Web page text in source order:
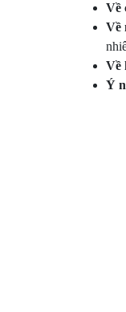
Về
Về
Về
Ý